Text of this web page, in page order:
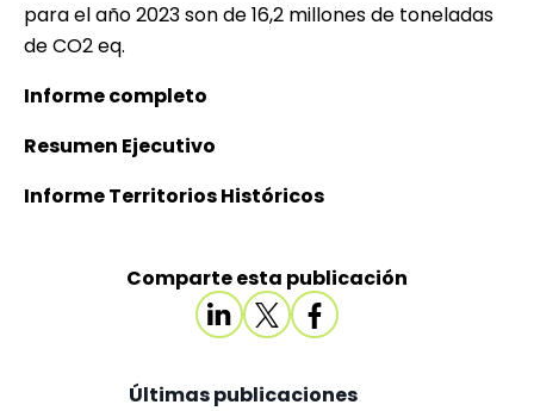
para el año 2023 son de 16,2 millones de toneladas
de CO2 eq.
Informe completo
Resumen Ejecutivo
Informe Territorios Históricos
Comparte esta publicación
Últimas publicaciones